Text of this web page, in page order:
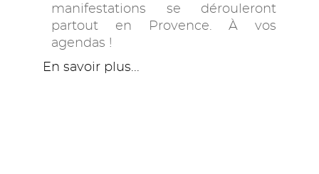
manifestations se dérouleront
partout en Provence. À vos
agendas !
En savoir plus...